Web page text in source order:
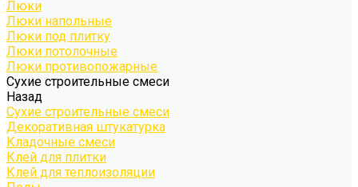
Люки
Люки напольные
Люки под плитку
Люки потолочные
Люки противопожарные
Сухие строительные смеси
Назад
Сухие строительные смеси
Декоративная штукатурка
Кладочные смеси
Клей для плитки
Клей для теплоизоляции